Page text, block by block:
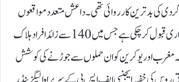
کی بدترین کارروائی تھی۔داعش متعدد مواقعوں
پر 22 مارچ کے حملے کی ذمہ داری قبول کرچکی ہے جس میں 140 سے زائد افراد ہلاک
مغرب اوریوکرین کو ان حملوں سے جوڑنے کی کوشش